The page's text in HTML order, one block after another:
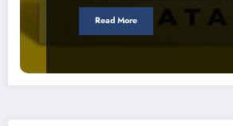
Read More